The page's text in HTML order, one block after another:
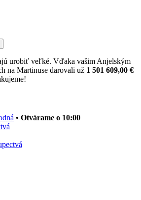
urobiť veľké. Vďaka vašim Anjelským
na Martinuse darovali už 1 501 609,00 €
• Otvárame o 10:00